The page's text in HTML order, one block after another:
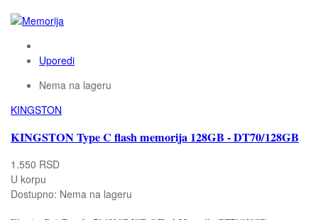
Uporedi
Nema na lageru
KINGSTON
KINGSTON Type C flash memorija 128GB - DT70/128GB
1.550 RSD
U korpu
Dostupno: Nema na lageru